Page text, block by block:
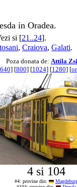
in Oradea.
si [21..24].
, Craiova, Galati.
Poza donata de: Attila
640] [800] [1024] [1280] [
4 si 104
#4: provine din: